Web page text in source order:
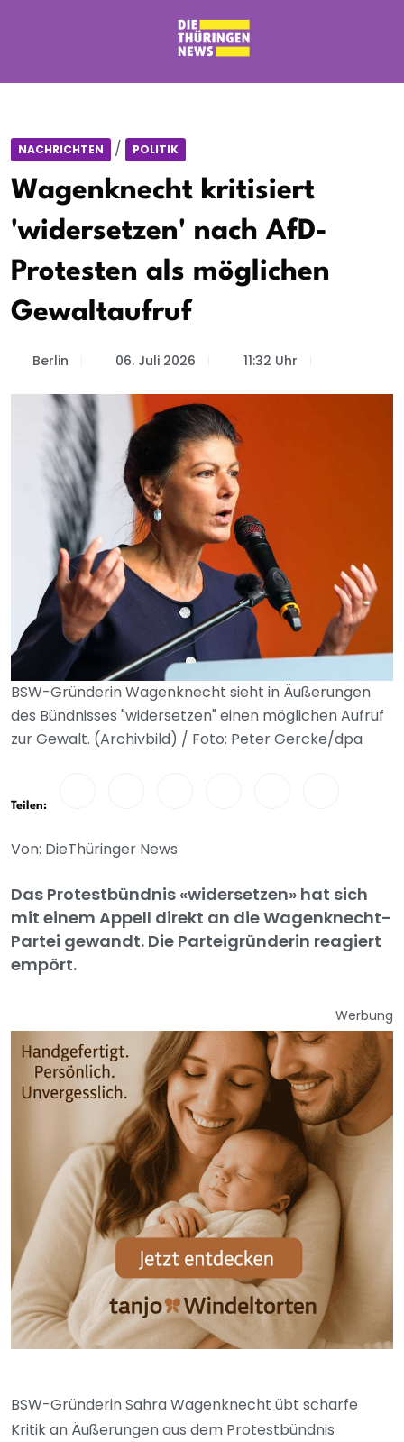
NACHRICHTEN / POLITIK
Wagenknecht kritisiert
'widersetzen' nach AfD-
Protesten als möglichen
Gewaltaufruf
Berlin 06. Juli 2026 11:32 Uhr
BSW-Gründerin Wagenknecht sieht in Äußerungen
des Bündnisses "widersetzen" einen möglichen Aufruf
zur Gewalt. (Archivbild) / Foto: Peter Gercke/dpa
Teilen:
Von: DieThüringer News
Das Protestbündnis «widersetzen» hat sich
mit einem Appell direkt an die Wagenknecht-
Partei gewandt. Die Parteigründerin reagiert
empört.
Werbung
BSW-Gründerin Sahra Wagenknecht übt scharfe
Kritik an Äußerungen aus dem Protestbündnis